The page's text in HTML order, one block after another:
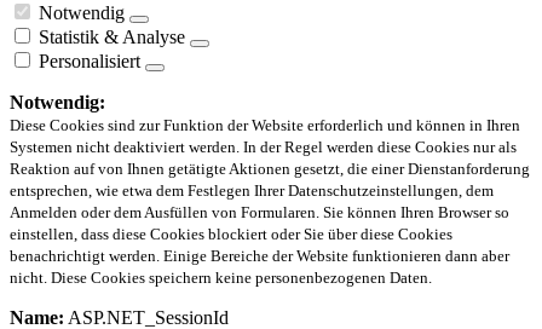
Notwendig
Statistik & Analyse
Personalisiert
Notwendig:
Diese Cookies sind zur Funktion der Website erforderlich und können in Ihren
Systemen nicht deaktiviert werden. In der Regel werden diese Cookies nur als
Reaktion auf von Ihnen getätigte Aktionen gesetzt, die einer Dienstanforderung
entsprechen, wie etwa dem Festlegen Ihrer Datenschutzeinstellungen, dem
Anmelden oder dem Ausfüllen von Formularen. Sie können Ihren Browser so
einstellen, dass diese Cookies blockiert oder Sie über diese Cookies
benachrichtigt werden. Einige Bereiche der Website funktionieren dann aber
nicht. Diese Cookies speichern keine personenbezogenen Daten.
Name: ASP.NET_SessionId